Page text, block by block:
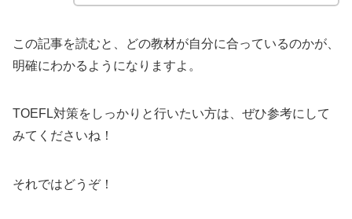
この記事を読むと、どの教材が自分に合っているのかが、
明確にわかるようになりますよ。
TOEFL対策をしっかりと行いたい方は、ぜひ参考にして
みてくださいね！
それではどうぞ！